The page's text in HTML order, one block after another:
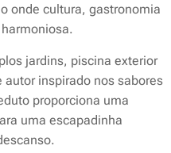
onde cultura, gastronomia
jardins, piscina exterior
inspirado nos sabores
proporciona uma
uma escapadinha